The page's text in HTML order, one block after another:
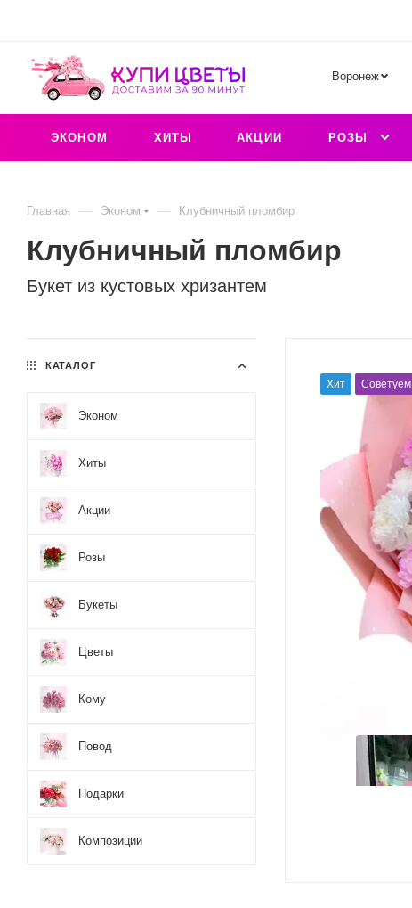
Воронеж
ЭКОНОМ ХИТЫ АКЦИИ РОЗЫ
Главная — Эконом — Клубничный пломбир
Букет из кустовых хризантем
Клубничный пломбир
Хит Советуем
КАТАЛОГ
Эконом
Хиты
Акции
Розы
Букеты
Цветы
Кому
Повод
Подарки
Композиции